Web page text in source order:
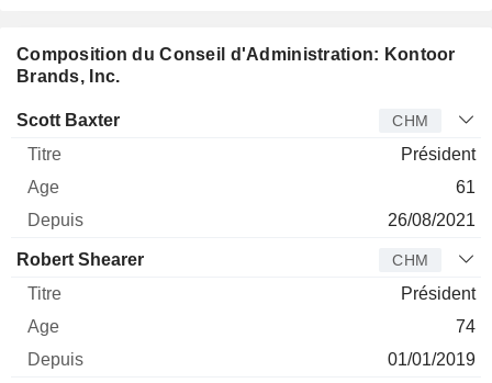
Composition du Conseil d'Administration: Kontoor
Brands, Inc.
Administrateur
Scott Baxter CHM
Président
61
26/08/2021
Robert Shearer CHM
Président
74
01/01/2019